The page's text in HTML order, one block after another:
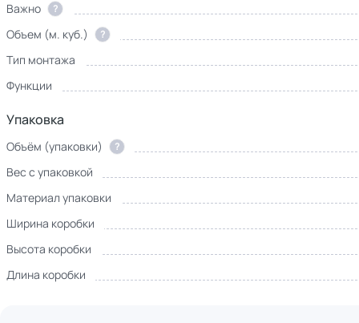
Важно ?
Объем (м. куб.) ?
Тип монтажа
Функции
Упаковка
Объём (упаковки) ?
Вес с упаковкой
Материал упаковки
Ширина коробки
Высота коробки
Длина коробки